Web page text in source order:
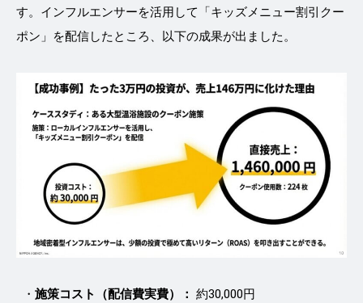
す。インフルエンサーを活用して「キッズメニュー割引クー
ポン」を配信したところ、以下の成果が出ました。
施策コスト（配信費実費）： 約30,000円